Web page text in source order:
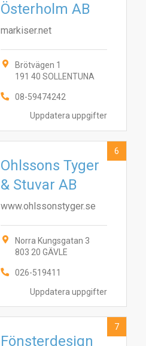
Uppdatera uppgifter
Österholm AB
markiser.net
Brötvägen 1
191 40 SOLLENTUNA
08-59474242
Uppdatera uppgifter
Ohlssons Tyger
& Stuvar AB
www.ohlssonstyger.se
Norra Kungsgatan 3
803 20 GÄVLE
026-519411
6
Fönsterdesign
7